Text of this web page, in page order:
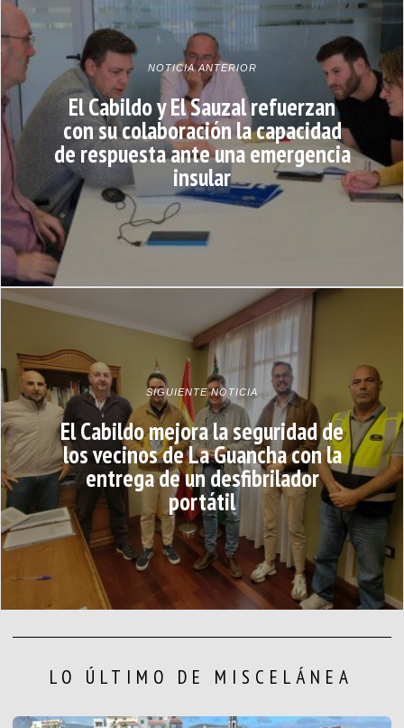
NOTICIA ANTERIOR
El Cabildo y El Sauzal refuerzan
con su colaboración la capacidad
de respuesta ante una emergencia
insular
SIGUIENTE NOTICIA
El Cabildo mejora la seguridad de
los vecinos de La Guancha con la
entrega de un desfibrilador
portátil
LO ÚLTIMO DE MISCELÁNEA